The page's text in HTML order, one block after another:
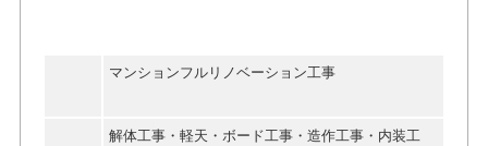
マンションフルリノベーション工事
解体工事・軽天・ボード工事・造作工事・内装工